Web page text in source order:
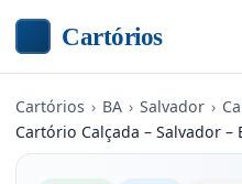
Cartórios
Cartórios › BA › Salvador ›
Cartório Calçada – Salvador –